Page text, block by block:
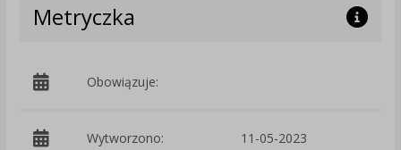
Metryczka
Obowiązuje:
Wytworzono: 11-05-2023